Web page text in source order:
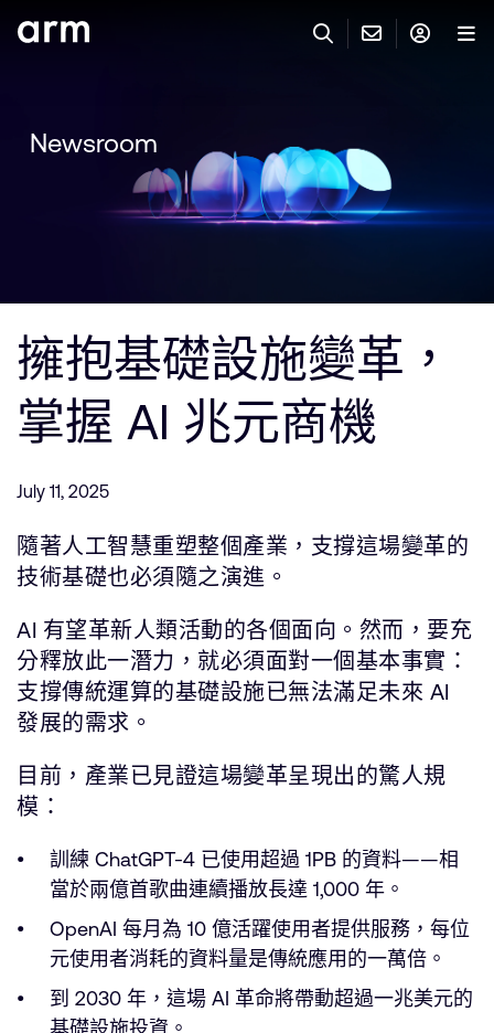
聯絡技術支援
IP 技術支援
Flexible Access 企業版
一般 IP 授權方案
其他事項
Arm Integrity Helpline
媒體聯絡
研究合作
投資者
通報安全漏洞
Arm 全球總部
110 Fulbourn Road
Cambridge, UK
CB1 9NJ
Fax: + 44(1223) 400 410
查詢全球辦公室
登入以存取您的 Arm 帳號。
開發者
支援與訓練
公司資訊
Newsroom
擁抱基礎設施變革，
掌握 AI 兆元商機
July 11, 2025
隨著人工智慧重塑整個產業，支撐這場變革的
技術基礎也必須隨之演進。
AI 有望革新人類活動的各個面向。然而，要充
分釋放此一潛力，就必須面對一個基本事實：
支撐傳統運算的基礎設施已無法滿足未來 AI
發展的需求。
目前，產業已見證這場變革呈現出的驚人規
模：
訓練 ChatGPT-4 已使用超過 1PB 的資料——相
當於兩億首歌曲連續播放長達 1,000 年。
OpenAI 每月為 10 億活躍使用者提供服務，每位
元使用者消耗的資料量是傳統應用的一萬倍。
到 2030 年，這場 AI 革命將帶動超過一兆美元的
基礎設施投資。